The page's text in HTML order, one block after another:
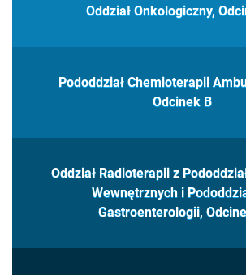
Oddział Onkologiczny,
Pododdział Chemioterapii
Odcinek B
Oddział Radioterapii z
Wewnętrznych i
Gastroenterologii,